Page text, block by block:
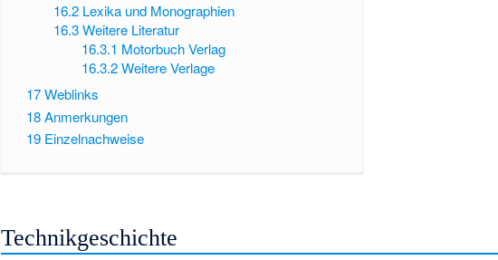
16.2 Lexika und Monographien
16.3 Weitere Literatur
16.3.1 Motorbuch Verlag
16.3.2 Weitere Verlage
17Weblinks
18Anmerkungen
19 Einzelnachweise
Technikgeschichte